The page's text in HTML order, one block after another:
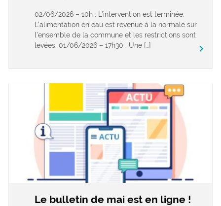
02/06/2026 – 10h : L’intervention est terminée.
L’alimentation en eau est revenue à la normale sur
l’ensemble de la commune et les restrictions sont
levées. 01/06/2026 – 17h30 : Une […]
keyboard_arrow_right
Le bulletin de mai est en ligne !